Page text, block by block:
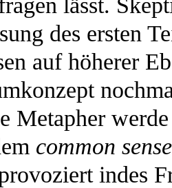
des ersten
auf höherer
Metapher
common sense
indes